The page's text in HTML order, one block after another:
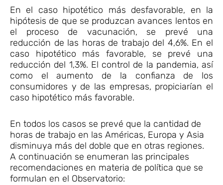
En el caso hipotético más desfavorable, en la
hipótesis de que se produzcan avances lentos en
el proceso de vacunación, se prevé una
reducción de las horas de trabajo del 4,6%. En el
caso hipotético más favorable, se prevé una
reducción del 1,3%. El control de la pandemia, así
como el aumento de la confianza de los
consumidores y de las empresas, propiciarían el
caso hipotético más favorable.
En todos los casos se prevé que la cantidad de
horas de trabajo en las Américas, Europa y Asia
disminuya más del doble que en otras regiones.
A continuación se enumeran las principales
recomendaciones en materia de política que se
formulan en el Observatorio: